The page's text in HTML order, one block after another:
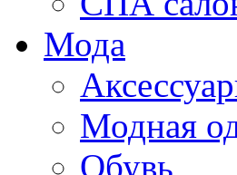
Мода
Модная
Обувь